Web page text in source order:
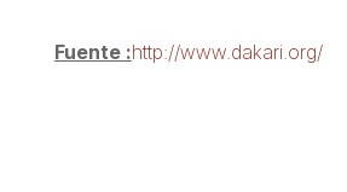
Fuente :http://www.dakari.org/